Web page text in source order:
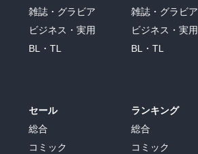
雑誌・グラビア
ビジネス・実用
BL・TL
セール
総合
コミック
雑誌・グラビア
ビジネス・実用
BL・TL
ランキング
総合
コミック